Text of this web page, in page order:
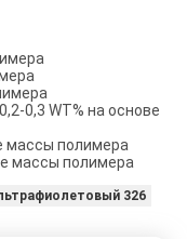
0,3 WT% на основе
массы полимера
массы полимера
326